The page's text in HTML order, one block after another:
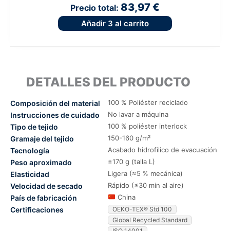
Precio total: 83,97 €
Añadir 3 al carrito
DETALLES DEL PRODUCTO
Composición del material 100 % Poliéster reciclado
Instrucciones de cuidado No lavar a máquina
Tipo de tejido 100 % poliéster interlock
Gramaje del tejido 150-160 g/m²
Tecnología Acabado hidrofílico de evacuación
Peso aproximado ±170 g (talla L)
Elasticidad Ligera (≈5 % mecánica)
Velocidad de secado Rápido (≤30 min al aire)
País de fabricación China
Certificaciones
OEKO-TEX® Std 100
Global Recycled Standard